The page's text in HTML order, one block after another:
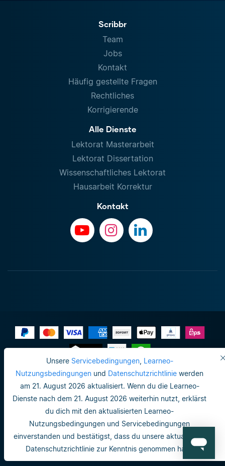
Unsere Servicebedingungen, Learneo-
Nutzungsbedingungen und Datenschutzrichtlinie werden
am 21. August 2026 aktualisiert. Wenn du die Learneo-
Dienste nach dem 21. August 2026 weiterhin nutzt, erklärst
du dich mit den aktualisierten Learneo-
Nutzungsbedingungen und Servicebedingungen
einverstanden und bestätigst, dass du unsere aktualisierte
Datenschutzrichtlinie zur Kenntnis genommen hast.
Scribbr
Team
Jobs
Kontakt
Häufig gestellte Fragen
Rechtliches
Korrigierende
Alle Dienste
Lektorat Masterarbeit
Lektorat Dissertation
Wissenschaftliches Lektorat
Hausarbeit Korrektur
Kontakt
Impressum
Do not sell or share my personal info
Nutzungsbedingungen
Datenschutzrichtlinie
Nutzungsbedingungen